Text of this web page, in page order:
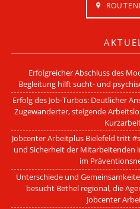
Erfolgreicher Abschluss des
Begleitung hilft sucht- und
Erfolg des Job-Turbos: Deutlicher
Zugewanderter, steigende
Jobcenter Arbeitplus Bielefeld tritt
und Sicherheit der Mitarbeitenden
im
Unterschiede und
besucht Bethel regional, die
Jobcenter